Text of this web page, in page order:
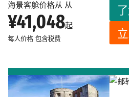
海景客舱价格从 从
¥41,048起
每人价格 包含税费